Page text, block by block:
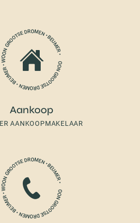
Aankoop
AANKOOPMAKELAAR